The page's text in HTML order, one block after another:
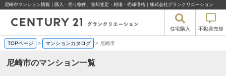
尼崎市マンション情報｜購入・売り物件、売却査定・相場・売却価格｜株式会社グランクリエーション
住宅購入 不動産売却
TOPページ > マンションカタログ > 尼崎市
尼崎市のマンション一覧